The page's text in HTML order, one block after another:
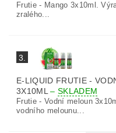
Frutie - Mango 3x10ml.
zralého...
3.
E-LIQUID FRUTIE -
3X10ML–SKLADEM
Frutie - Vodní meloun
vodního melounu...